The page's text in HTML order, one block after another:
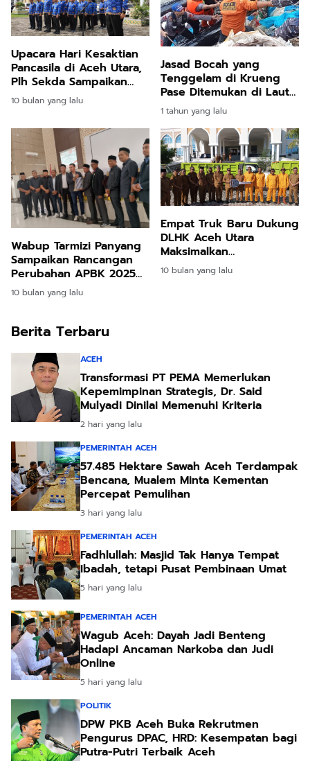
Upacara Hari Kesaktian
Pancasila di Aceh Utara,
Plh Sekda Sampaikan
Pesan Menyentuh
10 bulan yang lalu
Jasad Bocah yang
Tenggelam di Krueng
Pase Ditemukan di Laut
Lhokseumawe
1 tahun yang lalu
Wabup Tarmizi Panyang
Sampaikan Rancangan
Perubahan APBK 2025
dan KUA-PPAS 2026 di
DPRK Aceh Utara
10 bulan yang lalu
Empat Truk Baru Dukung
DLHK Aceh Utara
Maksimalkan
Pengangkutan Sampah
10 bulan yang lalu
Berita Terbaru
ACEH
Transformasi PT PEMA Memerlukan
Kepemimpinan Strategis, Dr. Said
Mulyadi Dinilai Memenuhi Kriteria
2 hari yang lalu
PEMERINTAH ACEH
57.485 Hektare Sawah Aceh Terdampak
Bencana, Mualem Minta Kementan
Percepat Pemulihan
3 hari yang lalu
PEMERINTAH ACEH
Fadhlullah: Masjid Tak Hanya Tempat
Ibadah, tetapi Pusat Pembinaan Umat
5 hari yang lalu
PEMERINTAH ACEH
Wagub Aceh: Dayah Jadi Benteng
Hadapi Ancaman Narkoba dan Judi
Online
5 hari yang lalu
POLITIK
DPW PKB Aceh Buka Rekrutmen
Pengurus DPAC, HRD: Kesempatan bagi
Putra-Putri Terbaik Aceh